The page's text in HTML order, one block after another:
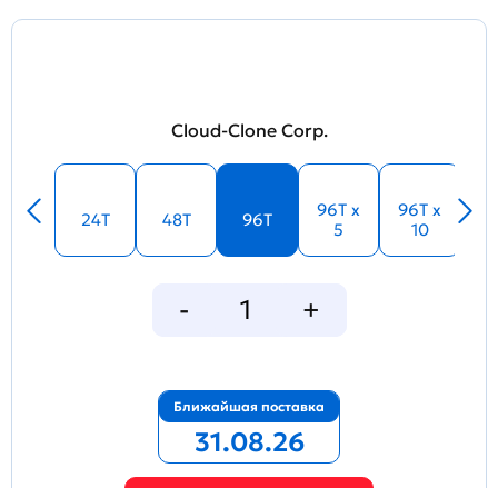
Cloud-Clone Corp.
24T 48T 96T
96T x
5
96T x
10
Ближайшая поставка
31.08.26